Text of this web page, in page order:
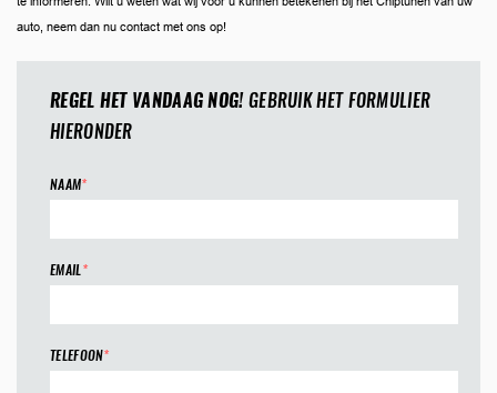
auto, neem dan nu contact met ons op!
REGEL HET VANDAAG NOG!GEBRUIK HET FORMULIER
HIERONDER
NAAM*
EMAIL*
TELEFOON*